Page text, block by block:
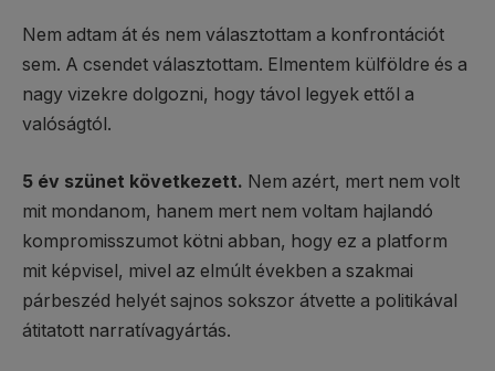
Nem adtam át és nem választottam a konfrontációt
sem. A csendet választottam. Elmentem külföldre és a
nagy vizekre dolgozni, hogy távol legyek ettől a
valóságtól.
5 év szünet következett. Nem azért, mert nem volt
mit mondanom, hanem mert nem voltam hajlandó
kompromisszumot kötni abban, hogy ez a platform
mit képvisel, mivel az elmúlt években a szakmai
párbeszéd helyét sajnos sokszor átvette a politikával
átitatott narratívagyártás.